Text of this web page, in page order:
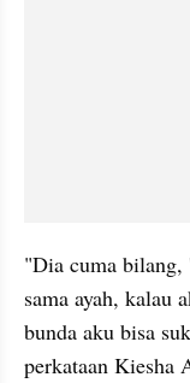
"Dia cuma
sama ayah, kalau
bunda aku bisa
perkataan Kiesha